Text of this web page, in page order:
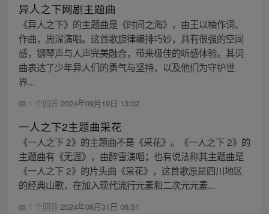
异人之下网剧主题曲
《异人之下》的主题曲是《时间之海》，由王以柚作词、
作曲，周深演唱。这首歌旋律编排巧妙，具有很强的空间
感，钢琴声与人声完美融合，带来极佳的听感体验。其词
曲表达了少年异人们的勇气与坚持，以及他们为守护世
界...
1 个回答 2024年09月19日 13:02
一人之下2主题曲采花
《一人之下 2》的主题曲不是《采花》。《一人之下 2》的
主题曲有《无涯》，由醉雪演唱；也有说法称其主题曲是
《一人之下 2》的片头曲《采花》，这首歌原是四川地区
的经典山歌，在加入现代流行元素和二次元元素...
1 个回答 2024年08月31日 06:51